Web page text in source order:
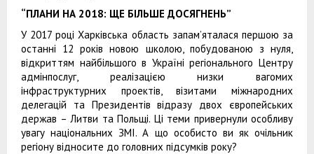
“ПЛАНИ НА 2018: ЩЕ БІЛЬШЕ ДОСЯГНЕНЬ”
У 2017 році Харківська область запам’яталася першою за
останні 12 років новою школою, побудованою з нуля,
відкриттям найбільшого в Україні регіонального Центру
адмінпослуг, реалізацією низки вагомих
інфраструктурних проектів, візитами міжнародних
делегацій та Президентів відразу двох європейських
держав – Литви та Польщі. Ці теми привернули особливу
увагу національних ЗМІ. А що особисто ви як очільник
регіону відносите до головних підсумків року?